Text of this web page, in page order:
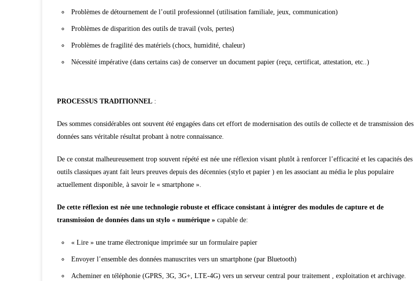
Problèmes de détournement de l’outil professionnel (utilisation familiale, jeux, communication)
Problèmes de disparition des outils de travail (vols, pertes)
Problèmes de fragilité des matériels (chocs, humidité, chaleur)
Nécessité impérative (dans certains cas) de conserver un document papier (reçu, certificat, attestation, etc..)
PROCESSUS TRADITIONNEL :
Des sommes considérables ont souvent été engagées dans cet effort de modernisation des outils de collecte et de transmission des
données sans véritable résultat probant à notre connaissance.
De ce constat malheureusement trop souvent répété est née une réflexion visant plutôt à renforcer l’efficacité et les capacités des
outils classiques ayant fait leurs preuves depuis des décennies (stylo et papier ) en les associant au média le plus populaire
actuellement disponible, à savoir le « smartphone ».
De cette réflexion est née une technologie robuste et efficace consistant à intégrer des modules de capture et de
transmission de données dans un stylo « numérique » capable de:
« Lire » une trame électronique imprimée sur un formulaire papier
Envoyer l’ensemble des données manuscrites vers un smartphone (par Bluetooth)
Acheminer en téléphonie (GPRS, 3G, 3G+, LTE-4G) vers un serveur central pour traitement , exploitation et archivage.